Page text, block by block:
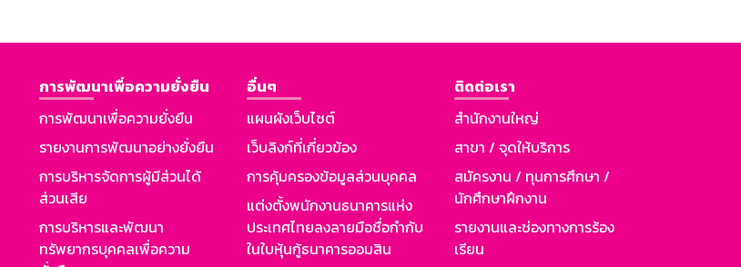
การพัฒนาเพื่อความยั่งยืน
การพัฒนาเพื่อความยั่งยืน
รายงานการพัฒนาอย่างยั่งยืน
การบริหารจัดการผู้มีส่วนได้
ส่วนเสีย
การบริหารและพัฒนา
ทรัพยากรบุคคลเพื่อความ
อื่นๆ
แผนผังเว็บไซต์
เว็บลิงก์ที่เกี่ยวข้อง
การคุ้มครองข้อมูลส่วนบุคคล
แต่งตั้งพนักงานธนาคารแห่ง
ประเทศไทยลงลายมือชื่อกำกับ
ในใบหุ้นกู้ธนาคารออมสิน
ติดต่อเรา
สำนักงานใหญ่
สาขา / จุดให้บริการ
สมัครงาน / ทุนการศึกษา /
นักศึกษาฝึกงาน
รายงานและช่องทางการร้อง
เรียน